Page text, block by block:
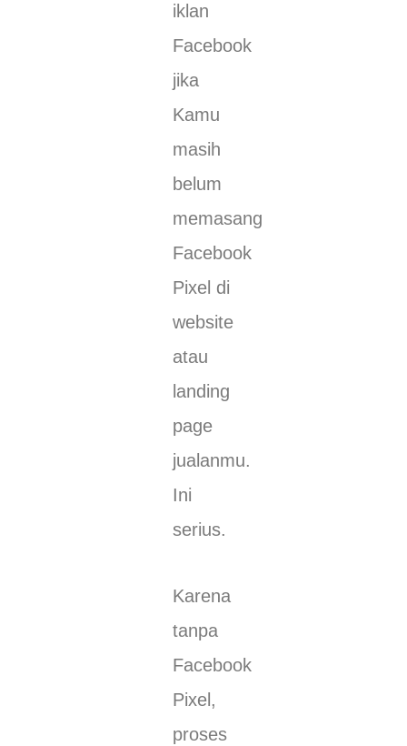
iklan
Facebook
jika
Kamu
masih
belum
memasang
Facebook
Pixel di
website
atau
landing
page
jualanmu.
Ini
serius.
Karena
tanpa
Facebook
Pixel,
proses